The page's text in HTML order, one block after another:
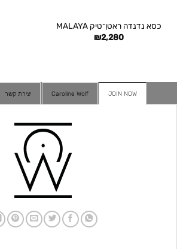
כסא נדנדה ראטן־טיק MALAYA
₪2,280
JOIN NOW
Caroline Wolf יצירת קשר